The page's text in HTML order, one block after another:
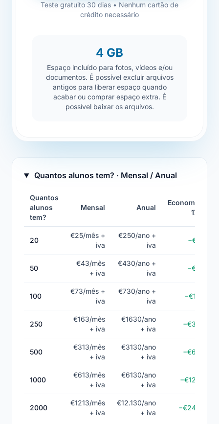
Teste gratuito 30 dias • Nenhum cartão de
crédito necessário
4 GB
Espaço incluído para fotos, vídeos e/ou
documentos. É possível excluir arquivos
antigos para liberar espaço quando
acabar ou comprar espaço extra. É
possível baixar os arquivos.
Quantos alunos tem? · Mensal / Anual
Quantos
alunos
tem?
Mensal Anual
Economize
17%
20
€25/mês +
iva
€250/ano +
iva
−€50
50
€43/mês
+ iva
€430/ano +
iva
−€86
100
€73/mês +
iva
€730/ano +
iva
−€146
250
€163/mês
+ iva
€1630/ano
+ iva
−€326
500
€313/mês
+ iva
€3130/ano
+ iva
−€626
1000
€613/mês
+ iva
€6130/ano
+ iva
−€1226
2000
€1213/mês
+ iva
€12.130/ano
+ iva
−€2426